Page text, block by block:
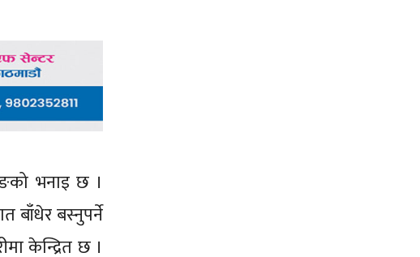
भनाइ छ ।
बाँधेर बस्नुपर्ने
केन्द्रित छ ।